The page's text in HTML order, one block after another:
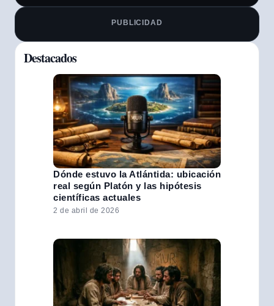
PUBLICIDAD
Destacados
Dónde estuvo la Atlántida: ubicación
real según Platón y las hipótesis
científicas actuales
2 de abril de 2026